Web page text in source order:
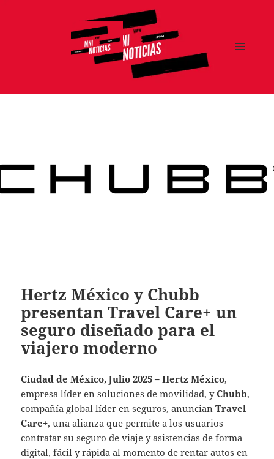
Hertz México y Chubb
presentan Travel Care+ un
seguro diseñado para el
viajero moderno
Ciudad de México, Julio 2025 –Hertz México,
empresa líder en soluciones de movilidad, yChubb,
compañía global líder en seguros, anuncian Travel
Care+, una alianza que permite a los usuarios
contratar su seguro de viaje y asistencias de forma
digital, fácil y rápida al momento de rentar autos en